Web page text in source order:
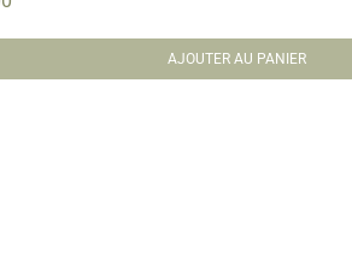
AJOUTER AU PANIER